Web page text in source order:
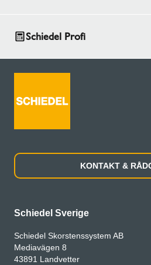
Schiedel Profi
KONTAKT &
Schiedel Sverige
Schiedel Skorstenssystem AB
Mediavägen 8
43891 Landvetter